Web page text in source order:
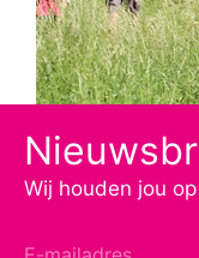
Wij houden jou